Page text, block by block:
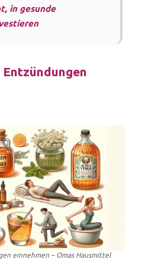
in gesunde
einnehmen – Omas Hausmittel